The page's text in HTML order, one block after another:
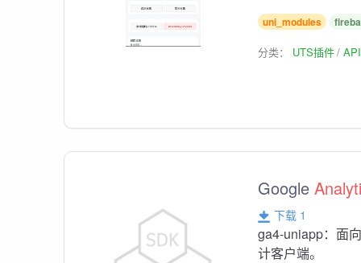
uni_modules
分类： UTS插件
Google
下载 1
ga4-uniapp：面
计客户端。